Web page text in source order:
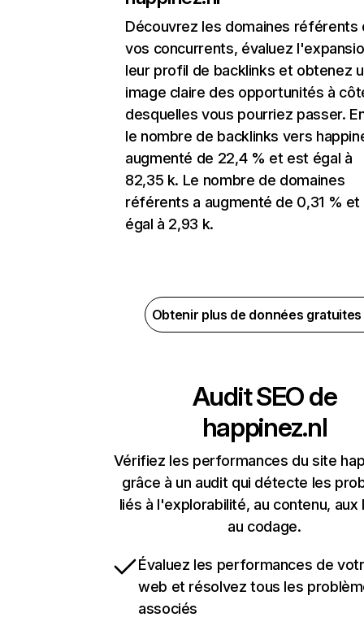
Découvrez les domaines référents
vos concurrents, évaluez
leur profil de backlinks et obtenez
image claire des opportunités à
desquelles vous pourriez passer.
le nombre de backlinks vers
augmenté de 22,4 % et est égal à
82,35 k. Le nombre de domaines
référents a augmenté de 0,31 %
égal à 2,93 k.
Obtenir plus de données
Audit SEO de
happinez.nl
Vérifiez les performances du site
grâce à un audit qui détecte les
liés à l'explorabilité, au contenu, aux
au codage.
Évaluez les performances de
web et résolvez tous les
associés